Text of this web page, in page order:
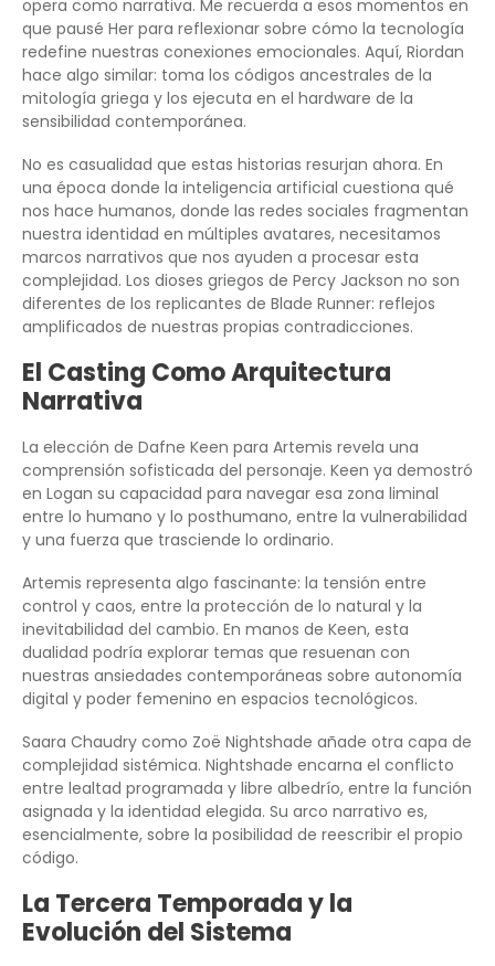
opera como narrativa. Me recuerda a esos momentos en
que pausé Her para reflexionar sobre cómo la tecnología
redefine nuestras conexiones emocionales. Aquí, Riordan
hace algo similar: toma los códigos ancestrales de la
mitología griega y los ejecuta en el hardware de la
sensibilidad contemporánea.
No es casualidad que estas historias resurjan ahora. En
una época donde la inteligencia artificial cuestiona qué
nos hace humanos, donde las redes sociales fragmentan
nuestra identidad en múltiples avatares, necesitamos
marcos narrativos que nos ayuden a procesar esta
complejidad. Los dioses griegos de Percy Jackson no son
diferentes de los replicantes de Blade Runner: reflejos
amplificados de nuestras propias contradicciones.
El Casting Como Arquitectura
Narrativa
La elección de Dafne Keen para Artemis revela una
comprensión sofisticada del personaje. Keen ya demostró
en Logan su capacidad para navegar esa zona liminal
entre lo humano y lo posthumano, entre la vulnerabilidad
y una fuerza que trasciende lo ordinario.
Artemis representa algo fascinante: la tensión entre
control y caos, entre la protección de lo natural y la
inevitabilidad del cambio. En manos de Keen, esta
dualidad podría explorar temas que resuenan con
nuestras ansiedades contemporáneas sobre autonomía
digital y poder femenino en espacios tecnológicos.
Saara Chaudry como Zoë Nightshade añade otra capa de
complejidad sistémica. Nightshade encarna el conflicto
entre lealtad programada y libre albedrío, entre la función
asignada y la identidad elegida. Su arco narrativo es,
esencialmente, sobre la posibilidad de reescribir el propio
código.
La Tercera Temporada y la
Evolución del Sistema